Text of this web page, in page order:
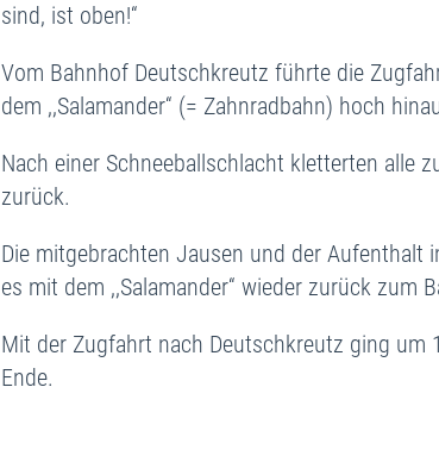
sind, ist oben!“
Vom Bahnhof Deutschkreutz führte die
dem ,,Salamander“ (= Zahnradbahn) hoch
Nach einer Schneeballschlacht kletterten alle
zurück.
Die mitgebrachten Jausen und der Aufenthalt
es mit dem ,,Salamander“ wieder zurück zum
Mit der Zugfahrt nach Deutschkreutz ging
Ende.